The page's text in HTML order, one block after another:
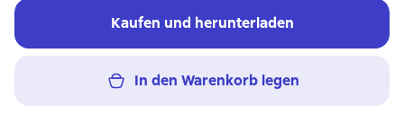
Kaufen und herunterladen
In den Warenkorb legen